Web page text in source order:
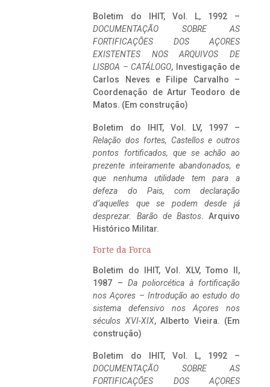
Boletim do IHIT, Vol. L, 1992 –
DOCUMENTAÇÃO SOBRE AS
FORTIFICAÇÕES DOS AÇORES
EXISTENTES NOS ARQUIVOS DE
LISBOA – CATÁLOGO, Investigação de
Carlos Neves e Filipe Carvalho –
Coordenação de Artur Teodoro de
Matos. (Em construção)
Boletim do IHIT, Vol. LV, 1997 –
Relação dos fortes, Castellos e outros
pontos fortificados, que se achão ao
prezente inteiramente abandonados, e
que nenhuma utilidade tem para a
defeza do Pais, com declaração
d’aquelles que se podem desde já
desprezar. Barão de Bastos. Arquivo
Histórico Militar.
Forte da Forca
Boletim do IHIT, Vol. XLV, Tomo II,
1987 – Da poliorcética à fortificação
nos Açores – Introdução ao estudo do
sistema defensivo nos Açores nos
séculos XVI-XIX, Alberto Vieira. (Em
construção)
Boletim do IHIT, Vol. L, 1992 –
DOCUMENTAÇÃO SOBRE AS
FORTIFICAÇÕES DOS AÇORES